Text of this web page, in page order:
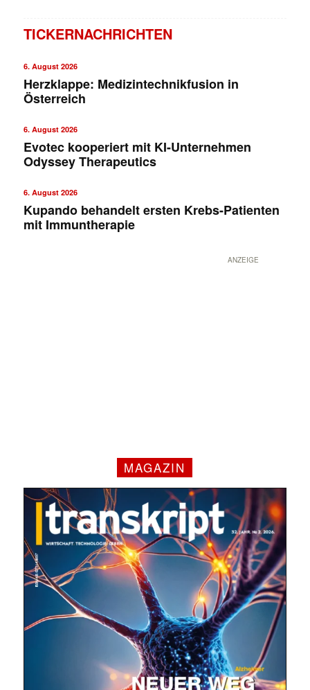
TICKERNACHRICHTEN
6. August 2026
Herzklappe: Medizintechnikfusion in
Österreich
6. August 2026
Evotec kooperiert mit KI-Unternehmen
Odyssey Therapeutics
6. August 2026
Kupando behandelt ersten Krebs-Patienten
mit Immuntherapie
ANZEIGE
MAGAZIN